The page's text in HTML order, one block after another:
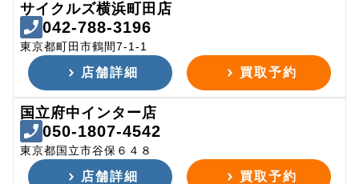
サイクルズ横浜町田店
042-788-3196
東京都町田市鶴間7-1-1
店舗詳細 買取予約
国立府中インター店
050-1807-4542
東京都国立市谷保６４８
店舗詳細 買取予約